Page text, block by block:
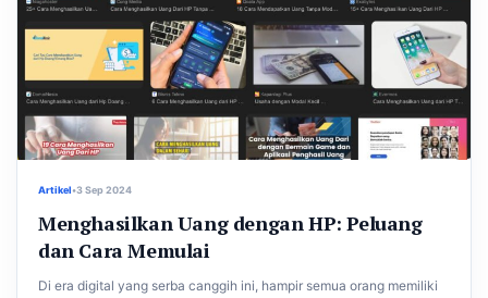
Artikel•3 Sep 2024
Menghasilkan Uang dengan HP: Peluang
dan Cara Memulai
Di era digital yang serba canggih ini, hampir semua orang memiliki